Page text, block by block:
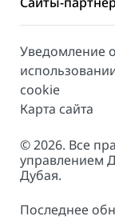
Уведомление
cookie
Карта сайта
© 2026. Все
управлением
Дубая.
Последнее